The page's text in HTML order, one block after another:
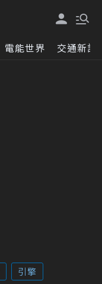
電能世界 交通新訊
引擎